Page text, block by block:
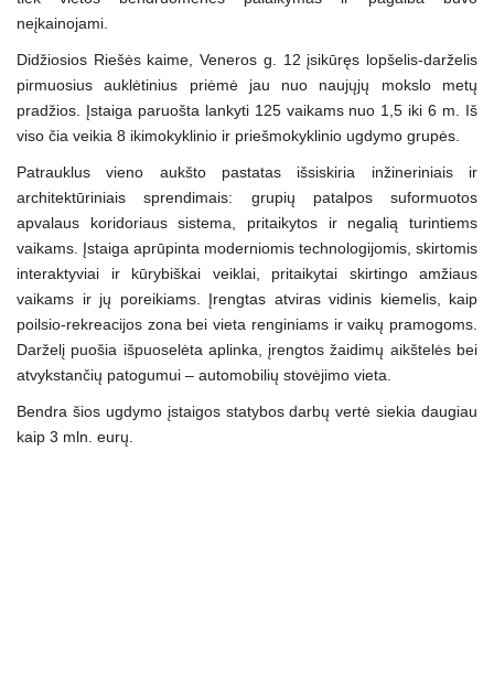
neįkainojami.
Didžiosios Riešės kaime, Veneros g. 12 įsikūręs lopšelis-darželis
pirmuosius auklėtinius priėmė jau nuo naujųjų mokslo metų
pradžios. Įstaiga paruošta lankyti 125 vaikams nuo 1,5 iki 6 m. Iš
viso čia veikia 8 ikimokyklinio ir priešmokyklinio ugdymo grupės.
Patrauklus vieno aukšto pastatas išsiskiria inžineriniais ir
architektūriniais sprendimais: grupių patalpos suformuotos
apvalaus koridoriaus sistema, pritaikytos ir negalią turintiems
vaikams. Įstaiga aprūpinta moderniomis technologijomis, skirtomis
interaktyviai ir kūrybiškai veiklai, pritaikytai skirtingo amžiaus
vaikams ir jų poreikiams. Įrengtas atviras vidinis kiemelis, kaip
poilsio-rekreacijos zona bei vieta renginiams ir vaikų pramogoms.
Darželį puošia išpuoselėta aplinka, įrengtos žaidimų aikštelės bei
atvykstančių patogumui – automobilių stovėjimo vieta.
Bendra šios ugdymo įstaigos statybos darbų vertė siekia daugiau
kaip 3 mln. eurų.